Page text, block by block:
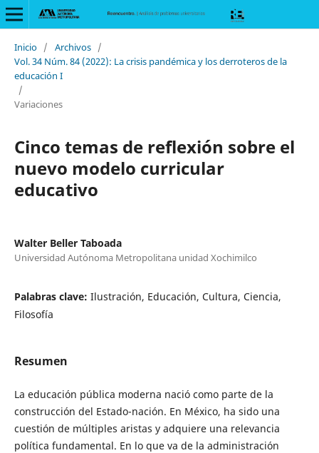
Inicio / Archivos /
Vol. 34 Núm. 84 (2022): La crisis pandémica y los derroteros de la
educación I
/
Variaciones
Cinco temas de reflexión sobre el
nuevo modelo curricular
educativo
Walter Beller Taboada
Universidad Autónoma Metropolitana unidad Xochimilco
Palabras clave: Ilustración, Educación, Cultura, Ciencia,
Filosofía
Resumen
La educación pública moderna nació como parte de la
construcción del Estado-nación. En México, ha sido una
cuestión de múltiples aristas y adquiere una relevancia
política fundamental. En lo que va de la administración